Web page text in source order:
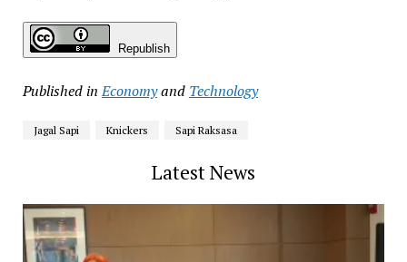
Republish
Published in Economyand Technology
Jagal Sapi Knickers Sapi Raksasa
Latest News